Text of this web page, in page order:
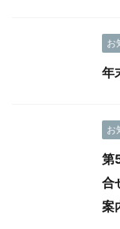
お
年
お
第
合
案